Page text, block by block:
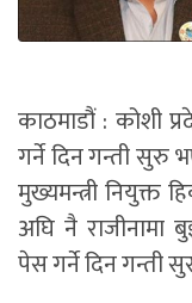
काठमाडौं : कोशी
गर्ने दिन गन्ती सुरु
मुख्यमन्त्री नियुक्त
अघि नै राजीनामा
पेस गर्ने दिन गन्ती